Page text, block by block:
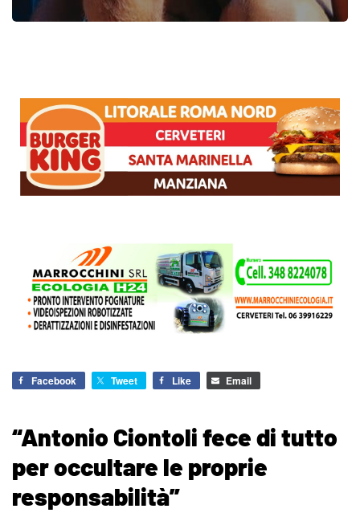
Facebook Tweet Like Email
“Antonio Ciontoli fece di tutto
per occultare le proprie
responsabilità”